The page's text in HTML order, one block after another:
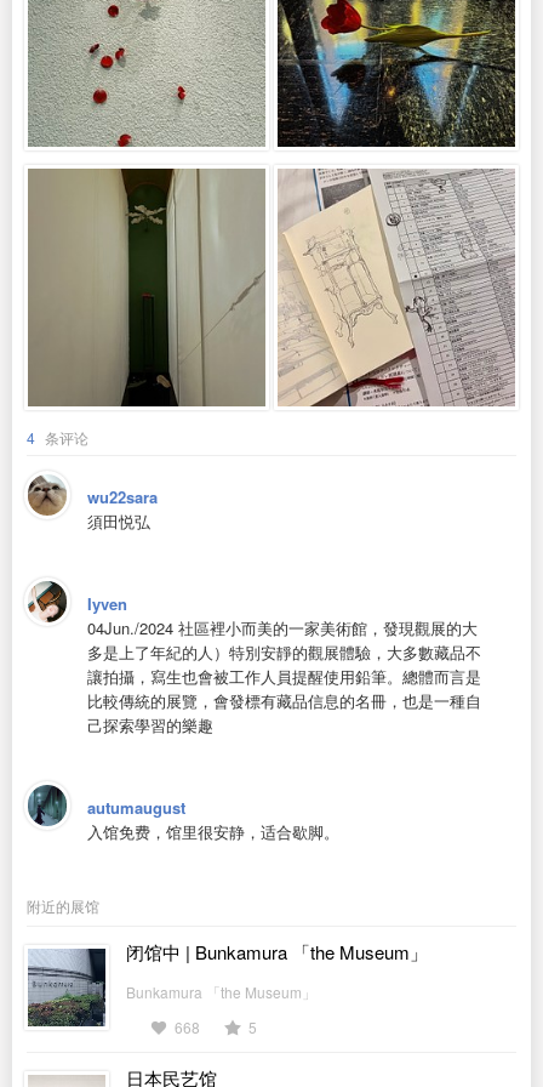
4 条评论
wu22sara
須田悦弘
Iyven
04Jun./2024 社區裡小而美的一家美術館，發現觀展的大
多是上了年紀的人）特別安靜的觀展體驗，大多數藏品不
讓拍攝，寫生也會被工作人員提醒使用鉛筆。總體而言是
比較傳統的展覽，會發標有藏品信息的名冊，也是一種自
己探索學習的樂趣
autumaugust
入馆免费，馆里很安静，适合歇脚。
附近的展馆
闭馆中 | Bunkamura 「the Museum」
Bunkamura 「the Museum」
668
5
日本民艺馆